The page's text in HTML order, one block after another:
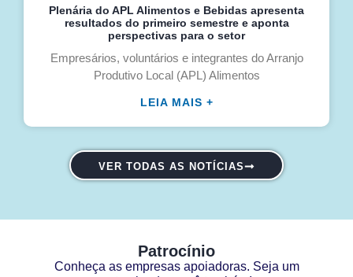
Plenária do APL Alimentos e Bebidas apresenta
resultados do primeiro semestre e aponta
perspectivas para o setor
Empresários, voluntários e integrantes do Arranjo
Produtivo Local (APL) Alimentos
LEIA MAIS +
VER TODAS AS NOTÍCIAS
Patrocínio
Conheça as empresas apoiadoras. Seja um